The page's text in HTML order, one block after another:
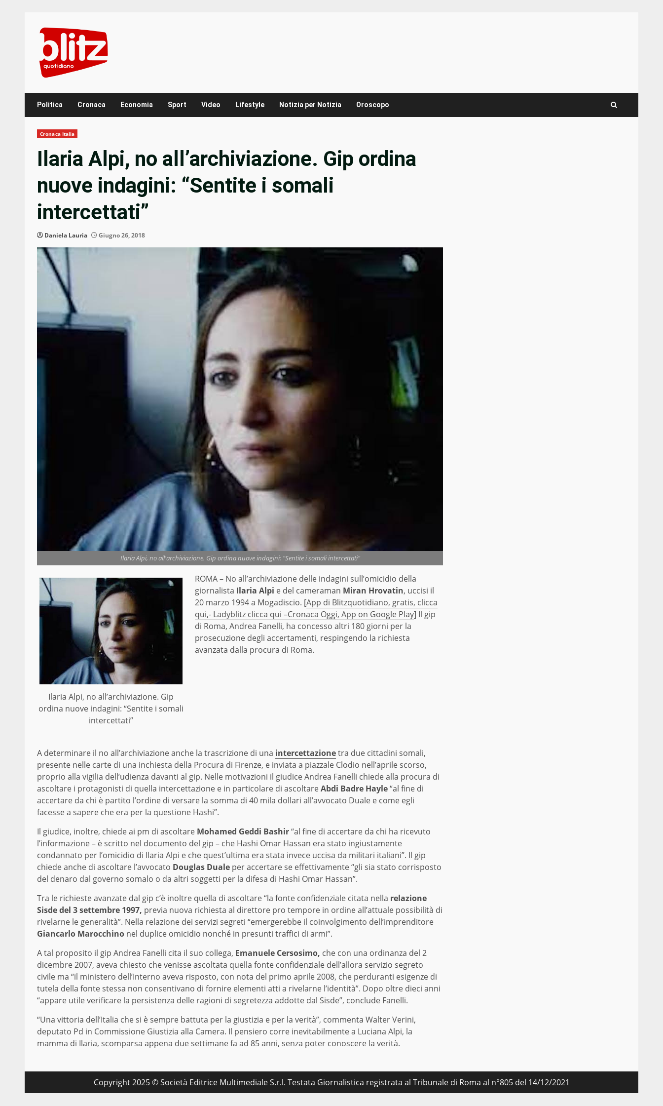
content
Politica Cronaca Economia Sport Video Lifestyle Notizia per Notizia Oroscopo
Cronaca Italia
Ilaria Alpi, no all’archiviazione. Gip ordina
nuove indagini: “Sentite i somali
intercettati”
Daniela Lauria Giugno 26, 2018
Ilaria Alpi, no all'archiviazione. Gip ordina nuove indagini: "Sentite i somali intercettati"
Ilaria Alpi, no all’archiviazione. Gip
ordina nuove indagini: “Sentite i somali
intercettati”
ROMA – No all’archiviazione delle indagini sull’omicidio della
giornalista Ilaria Alpi e del cameraman Miran Hrovatin, uccisi il
20 marzo 1994 a Mogadiscio. [App di Blitzquotidiano, gratis, clicca
qui,- Ladyblitz clicca qui –Cronaca Oggi, App on Google Play] Il gip
di Roma, Andrea Fanelli, ha concesso altri 180 giorni per la
prosecuzione degli accertamenti, respingendo la richiesta
avanzata dalla procura di Roma.
A determinare il no all’archiviazione anche la trascrizione di una intercettazionetra due cittadini somali,
presente nelle carte di una inchiesta della Procura di Firenze, e inviata a piazzale Clodio nell’aprile scorso,
proprio alla vigilia dell’udienza davanti al gip. Nelle motivazioni il giudice Andrea Fanelli chiede alla procura di
ascoltare i protagonisti di quella intercettazione e in particolare di ascoltareAbdi Badre Hayle“al fine di
accertare da chi è partito l’ordine di versare la somma di 40 mila dollari all’avvocato Duale e come egli
facesse a sapere che era per la questione Hashi”.
Il giudice, inoltre, chiede ai pm di ascoltare Mohamed Geddi Bashir“al fine di accertare da chi ha ricevuto
l’informazione – è scritto nel documento del gip – che Hashi Omar Hassan era stato ingiustamente
condannato per l’omicidio di Ilaria Alpi e che quest’ultima era stata invece uccisa da militari italiani”. Il gip
chiede anche di ascoltare l’avvocato Douglas Duale per accertare se effettivamente “gli sia stato corrisposto
del denaro dal governo somalo o da altri soggetti per la difesa di Hashi Omar Hassan”.
Tra le richieste avanzate dal gip c’è inoltre quella di ascoltare “la fonte confidenziale citata nella relazione
Sisde del 3 settembre 1997, previa nuova richiesta al direttore pro tempore in ordine all’attuale possibilità di
rivelarne le generalità”. Nella relazione dei servizi segreti “emergerebbe il coinvolgimento dell’imprenditore
Giancarlo Marocchino nel duplice omicidio nonché in presunti traffici di armi”.
A tal proposito il gip Andrea Fanelli cita il suo collega, Emanuele Cersosimo, che con una ordinanza del 2
dicembre 2007, aveva chiesto che venisse ascoltata quella fonte confidenziale dell’allora servizio segreto
civile ma “il ministero dell’Interno aveva risposto, con nota del primo aprile 2008, che perduranti esigenze di
tutela della fonte stessa non consentivano di fornire elementi atti a rivelarne l’identità”. Dopo oltre dieci anni
“appare utile verificare la persistenza delle ragioni di segretezza addotte dal Sisde”, conclude Fanelli.
“Una vittoria dell’Italia che si è sempre battuta per la giustizia e per la verità”, commenta Walter Verini,
deputato Pd in Commissione Giustizia alla Camera. Il pensiero corre inevitabilmente a Luciana Alpi, la
mamma di Ilaria, scomparsa appena due settimane fa ad 85 anni, senza poter conoscere la verità.
Copyright 2025 © Società Editrice Multimediale S.r.l. Testata Giornalistica registrata al Tribunale di Roma al n°805 del 14/12/2021